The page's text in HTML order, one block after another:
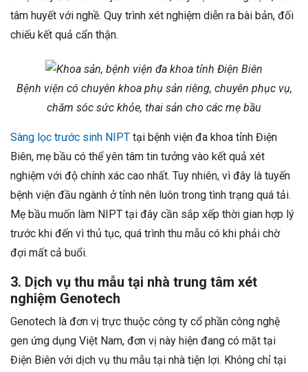
tâm huyết với nghề. Quy trình xét nghiệm diễn ra bài bản, đối
chiếu kết quả cẩn thận.
Bệnh viện có chuyên khoa phụ sản riêng, chuyên phục vụ,
chăm sóc sức khỏe, thai sản cho các mẹ bầu
Sàng lọc trước sinh NIPT tại bệnh viện đa khoa tỉnh Điện
Biên, mẹ bầu có thể yên tâm tin tưởng vào kết quả xét
nghiệm với độ chính xác cao nhất. Tuy nhiên, vì đây là tuyến
bệnh viện đầu ngành ở tỉnh nên luôn trong tình trạng quá tải.
Mẹ bầu muốn làm NIPT tại đây cần sắp xếp thời gian hợp lý
trước khi đến vì thủ tục, quá trình thu mẫu có khi phải chờ
đợi mất cả buổi.
3. Dịch vụ thu mẫu tại nhà trung tâm xét
nghiệm Genotech
Genotech là đơn vị trực thuộc công ty cổ phần công nghệ
gen ứng dụng Việt Nam, đơn vị này hiện đang có mặt tại
Điện Biên với dịch vụ thu mẫu tại nhà tiện lợi. Không chỉ tại